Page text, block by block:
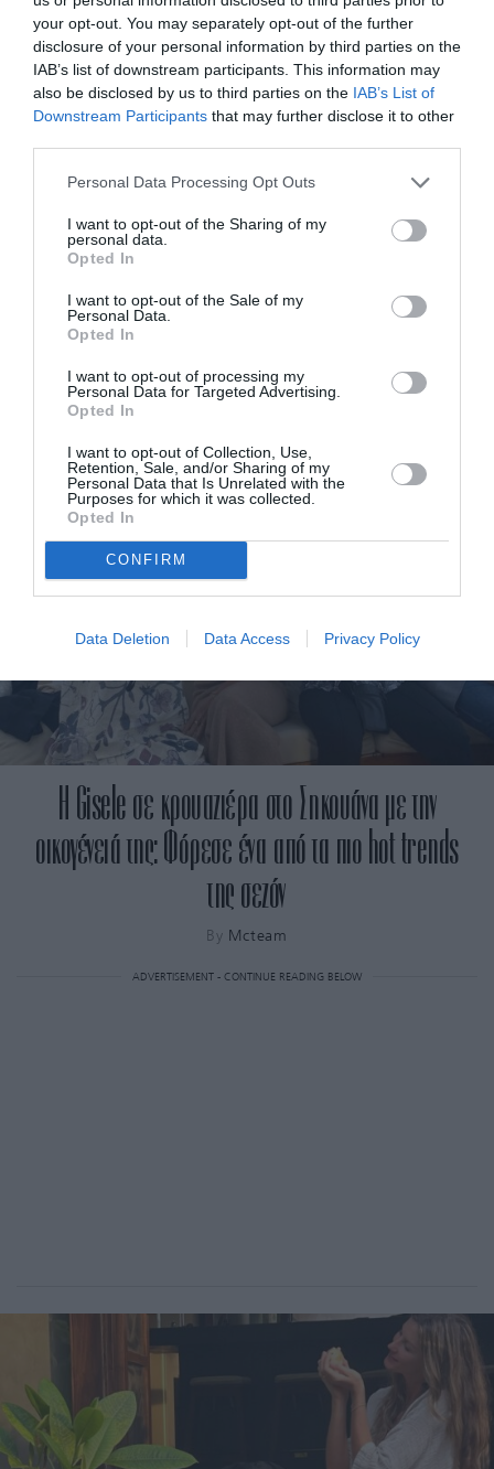
your opt-out. You may separately opt-out of the further
disclosure of your personal information by third parties on the
IAB’s list of downstream participants. This information may
also be disclosed by us to third parties on the IAB’s List of
Downstream Participants that may further disclose it to other
Personal Data Processing Opt Outs
I want to opt-out of the Sharing of my
personal data.
Opted In
I want to opt-out of the Sale of my
Personal Data.
Opted In
I want to opt-out of processing my
Personal Data for Targeted Advertising.
Opted In
I want to opt-out of Collection, Use,
Retention, Sale, and/or Sharing of my
Personal Data that Is Unrelated with the
Purposes for which it was collected.
Opted In
CONFIRM
Data Deletion Data Access Privacy Policy
Η Ζιζέλ Μπούντχεν μιλάει ανοιχτά
για τις κρίσεις πανικού της και το
διαζύγιο με τον Tom Brady
Η Gisele σε κρουαζιέρα στο Σηκουάνα με την
οικογένειά της: Φόρεσε ένα από τα πιο hot trends
της σεζόν
By Mcteam
ADVERTISEMENT - CONTINUE READING BELOW